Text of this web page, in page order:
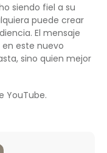
siendo fiel a su
puede crear
El mensaje
este nuevo
sino quien mejor
YouTube.